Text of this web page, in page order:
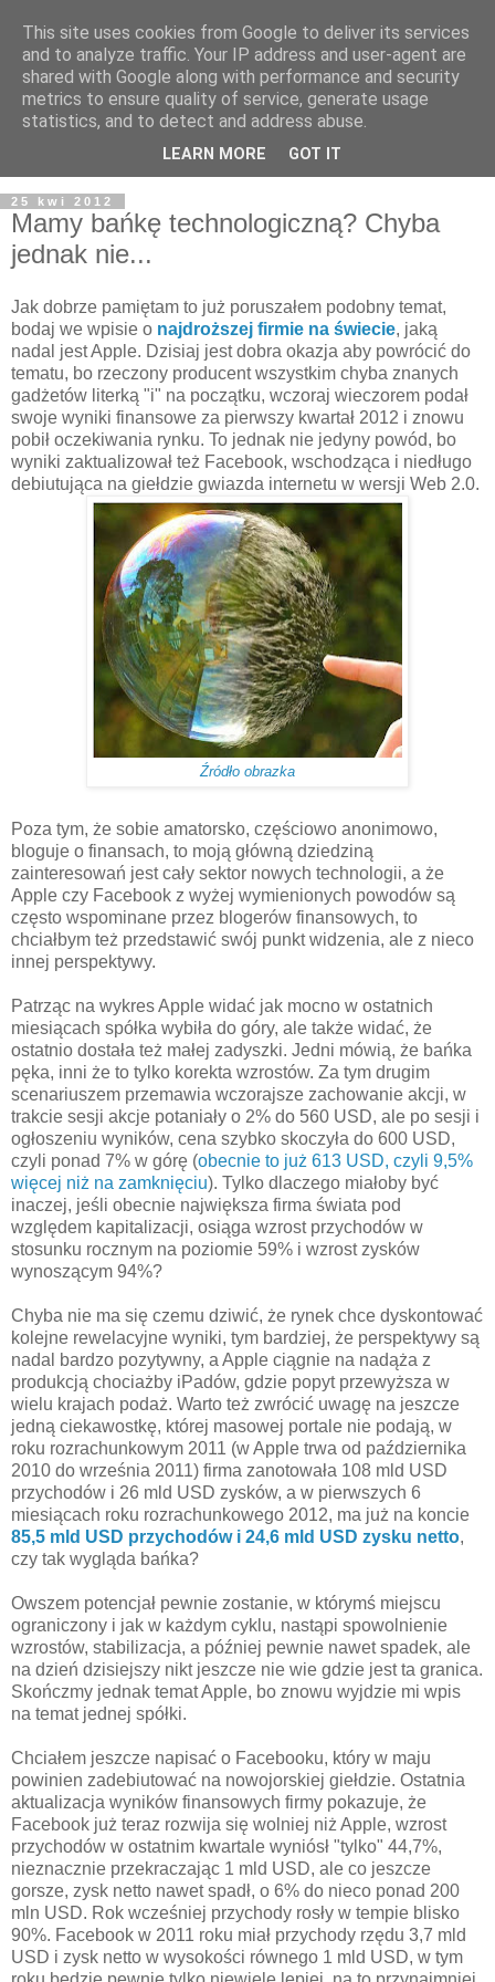
25 kwi 2012
Mamy bańkę technologiczną? Chyba
jednak nie...
Jak dobrze pamiętam to już poruszałem podobny temat,
bodaj we wpisie o najdroższej firmie na świecie, jaką
nadal jest Apple. Dzisiaj jest dobra okazja aby powrócić do
tematu, bo rzeczony producent wszystkim chyba znanych
gadżetów literką "i" na początku, wczoraj wieczorem podał
swoje wyniki finansowe za pierwszy kwartał 2012 i znowu
pobił oczekiwania rynku. To jednak nie jedyny powód, bo
wyniki zaktualizował też Facebook, wschodząca i niedługo
debiutująca na giełdzie gwiazda internetu w wersji Web 2.0.
Źródło obrazka
Poza tym, że sobie amatorsko, częściowo anonimowo,
bloguje o finansach, to moją główną dziedziną
zainteresowań jest cały sektor nowych technologii, a że
Apple czy Facebook z wyżej wymienionych powodów są
często wspominane przez blogerów finansowych, to
chciałbym też przedstawić swój punkt widzenia, ale z nieco
innej perspektywy.
Patrząc na wykres Apple widać jak mocno w ostatnich
miesiącach spółka wybiła do góry, ale także widać, że
ostatnio dostała też małej zadyszki. Jedni mówią, że bańka
pęka, inni że to tylko korekta wzrostów. Za tym drugim
scenariuszem przemawia wczorajsze zachowanie akcji, w
trakcie sesji akcje potaniały o 2% do 560 USD, ale po sesji i
ogłoszeniu wyników, cena szybko skoczyła do 600 USD,
czyli ponad 7% w górę (obecnie to już 613 USD, czyli 9,5%
więcej niż na zamknięciu). Tylko dlaczego miałoby być
inaczej, jeśli obecnie największa firma świata pod
względem kapitalizacji, osiąga wzrost przychodów w
stosunku rocznym na poziomie 59% i wzrost zysków
wynoszącym 94%?
Chyba nie ma się czemu dziwić, że rynek chce dyskontować
kolejne rewelacyjne wyniki, tym bardziej, że perspektywy są
nadal bardzo pozytywny, a Apple ciągnie na nadąża z
produkcją chociażby iPadów, gdzie popyt przewyższa w
wielu krajach podaż. Warto też zwrócić uwagę na jeszcze
jedną ciekawostkę, której masowej portale nie podają, w
roku rozrachunkowym 2011 (w Apple trwa od października
2010 do września 2011) firma zanotowała 108 mld USD
przychodów i 26 mld USD zysków, a w pierwszych 6
miesiącach roku rozrachunkowego 2012, ma już na koncie
85,5 mld USD przychodów i 24,6 mld USD zysku netto,
czy tak wygląda bańka?
Owszem potencjał pewnie zostanie, w którymś miejscu
ograniczony i jak w każdym cyklu, nastąpi spowolnienie
wzrostów, stabilizacja, a później pewnie nawet spadek, ale
na dzień dzisiejszy nikt jeszcze nie wie gdzie jest ta granica.
Skończmy jednak temat Apple, bo znowu wyjdzie mi wpis
na temat jednej spółki.
Chciałem jeszcze napisać o Facebooku, który w maju
powinien zadebiutować na nowojorskiej giełdzie. Ostatnia
aktualizacja wyników finansowych firmy pokazuje, że
Facebook już teraz rozwija się wolniej niż Apple, wzrost
przychodów w ostatnim kwartale wyniósł "tylko" 44,7%,
nieznacznie przekraczając 1 mld USD, ale co jeszcze
gorsze, zysk netto nawet spadł, o 6% do nieco ponad 200
mln USD. Rok wcześniej przychody rosły w tempie blisko
90%. Facebook w 2011 roku miał przychody rzędu 3,7 mld
USD i zysk netto w wysokości równego 1 mld USD, w tym
This site uses cookies from Google to deliver its services
and to analyze traffic. Your IP address and user-agent are
shared with Google along with performance and security
metrics to ensure quality of service, generate usage
statistics, and to detect and address abuse.
LEARN MORE GOT IT